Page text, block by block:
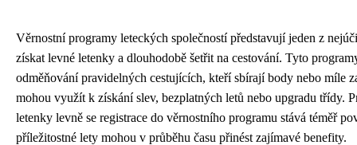
Věrnostní programy leteckých společností představují jeden z
získat levné letenky a dlouhodobě šetřit na cestování. Tyto
odměňování pravidelných cestujících, kteří sbírají body nebo míle
mohou využít k získání slev, bezplatných letů nebo upgradu třídy.
letenky levně se registrace do věrnostního programu stává téměř
příležitostné lety mohou v průběhu času přinést zajímavé benefity.